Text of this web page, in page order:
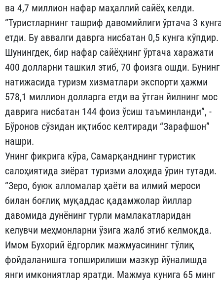
ва 4,7 миллион нафар маҳаллий сайёҳ келди.
“Туристларнинг ташриф давомийлиги ўртача 3
етди. Бу аввалги даврга нисбатан 0,5 кунга кўпдир.
Шунингдек, бир нафар сайёҳнинг ўртача харажати
400 долларни ташкил этиб, 70 фоизга ошди. Бунинг
натижасида туризм хизматлари экспорти ҳажми
578,1 миллион долларга етди ва ўтган йилнинг мос
даврига нисбатан 144 фоиз ўсиш таъминланди”, -
Бўронов сўзидан иқтибос келтиради “Зарафшон”
нашри.
Унинг фикрига кўра, Самарқанднинг туристик
салоҳиятида зиёрат туризми алоҳида ўрин тутади.
“Зеро, буюк алломалар ҳаёти ва илмий мероси
билан боғлиқ муқаддас қадамжолар йиллар
давомида дунёнинг турли мамлакатларидан
келувчи меҳмонларни ўзига жалб этиб келмоқда.
Имом Бухорий ёдгорлик мажмуасининг тўлиқ
фойдаланишга топширилиши мазкур йўналишда
янги имкониятлар яратди. Мажмуа кунига 65 минг